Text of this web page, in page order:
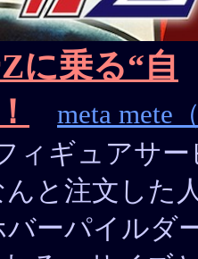
に乗る“自
meta mete
ィギュアサー
と注文した
ーパイルダ